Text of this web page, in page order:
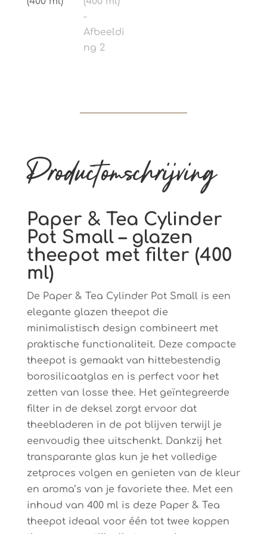
Productomschrijving
Paper & Tea Cylinder
Pot Small – glazen
theepot met filter (400
ml)
De Paper & Tea Cylinder Pot Small is een
elegante glazen theepot die
minimalistisch design combineert met
praktische functionaliteit. Deze compacte
theepot is gemaakt van hittebestendig
borosilicaatglas en is perfect voor het
zetten van losse thee. Het geïntegreerde
filter in de deksel zorgt ervoor dat
theebladeren in de pot blijven terwijl je
eenvoudig thee uitschenkt. Dankzij het
transparante glas kun je het volledige
zetproces volgen en genieten van de kleur
en aroma’s van je favoriete thee. Met een
inhoud van 400 ml is deze Paper & Tea
theepot ideaal voor één tot twee koppen